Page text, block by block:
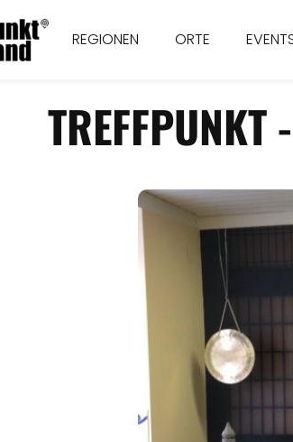
REGIONEN ORTE
TREFFPUNKT